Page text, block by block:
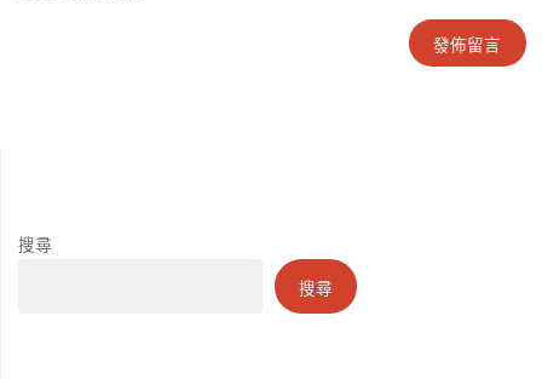
搜尋
搜尋